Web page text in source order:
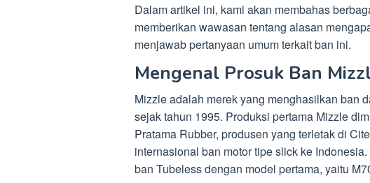
Dalam artikel ini, kami akan membahas
memberikan wawasan tentang alasan
menjawab pertanyaan umum terkait ban ini.
Mengenal Prosuk Ban
Mizzle adalah merek yang menghasilkan ban
sejak tahun 1995. Produksi pertama Mizzle
Pratama Rubber, produsen yang terletak di
internasional ban motor tipe slick ke
ban Tubeless dengan model pertama, yaitu